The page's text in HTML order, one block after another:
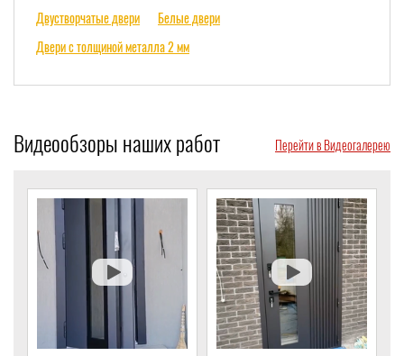
Двустворчатые двери
Белые двери
Двери с толщиной металла 2 мм
Видеообзоры наших работ Перейти в Видеогалерею